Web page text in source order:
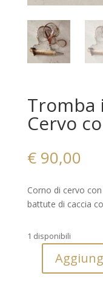
Tromba
Cervo
€90,00
Corno di cervo
battute di caccia
1 disponibili
Tromba